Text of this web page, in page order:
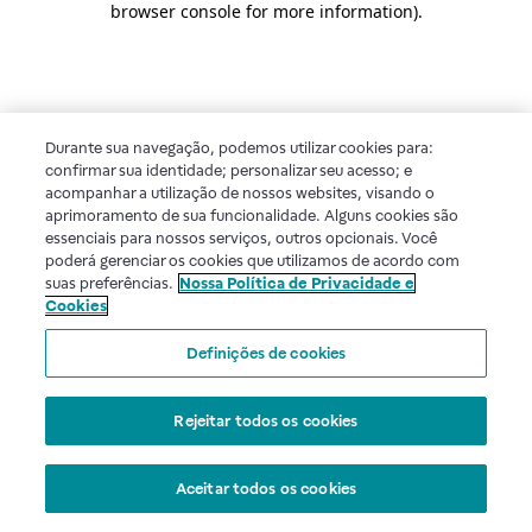
browser console for more information).
Durante sua navegação, podemos utilizar cookies para:
confirmar sua identidade; personalizar seu acesso; e
acompanhar a utilização de nossos websites, visando o
aprimoramento de sua funcionalidade. Alguns cookies são
essenciais para nossos serviços, outros opcionais. Você
poderá gerenciar os cookies que utilizamos de acordo com
suas preferências. Nossa Política de Privacidade e
Cookies
Definições de cookies
Rejeitar todos os cookies
Aceitar todos os cookies